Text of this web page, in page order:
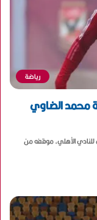
رياضة
محمد الضاوي
الأهلي، موقفه من